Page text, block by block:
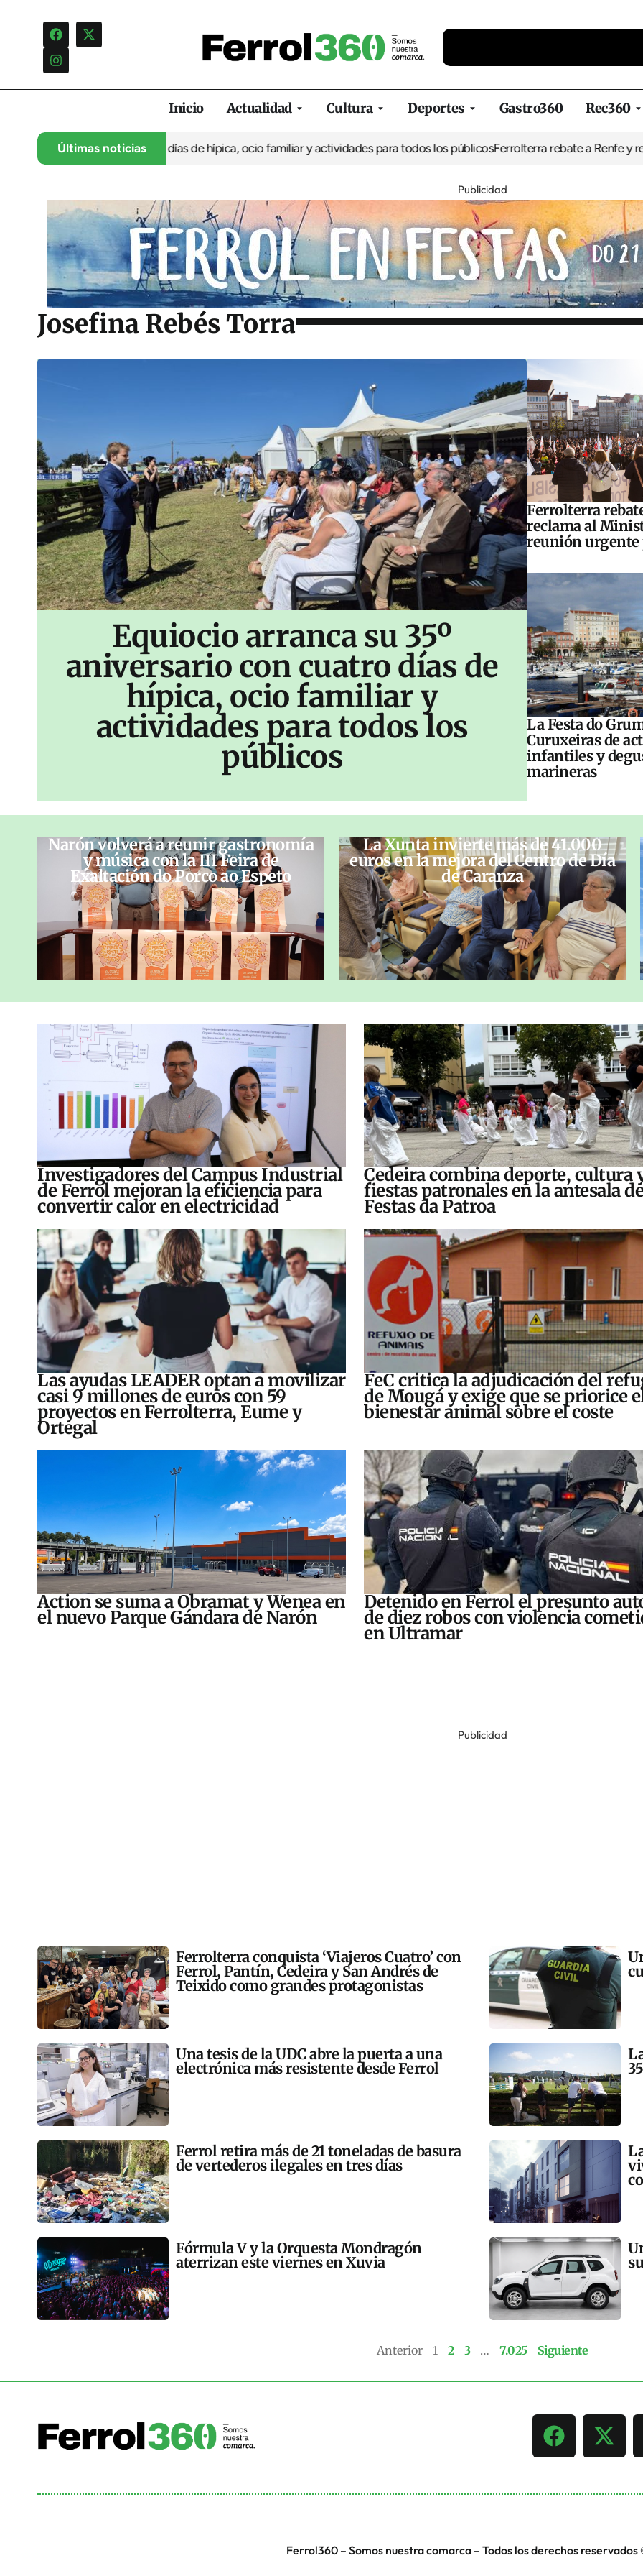
Inicio Actualidad Cultura Deportes Gastro360 Rec360
Últimas noticias
con cuatro días de hípica, ocio familiar y actividades para todos los públicosFerrolterra rebate a Renfe y reclama al
Publicidad
Josefina Rebés Torra
Equiocio arranca su 35º
aniversario con cuatro días de
hípica, ocio familiar y
actividades para todos los
públicos
Ferrolterra
reclama al
reunión urgente
La Festa do
Curuxeiras de
infantiles y
marineras
Narón volverá a reunir gastronomía
y música con la III Feira de
Exaltación do Porco ao Espeto
La Xunta invierte más de 41.000
euros en la mejora del Centro de Día
de Caranza
Investigadores del Campus Industrial
de Ferrol mejoran la eficiencia para
convertir calor en electricidad
Cedeira combina deporte, cultura
fiestas patronales en la antesala
Festas da Patroa
Las ayudas LEADER optan a movilizar
casi 9 millones de euros con 59
proyectos en Ferrolterra, Eume y
Ortegal
FeC critica la adjudicación del
de Mougá y exige que se priorice
bienestar animal sobre el coste
Action se suma a Obramat y Wenea en
el nuevo Parque Gándara de Narón
Detenido en Ferrol el presunto
de diez robos con violencia
en Ultramar
Publicidad
Ferrolterra conquista ‘Viajeros Cuatro’ con
Ferrol, Pantín, Cedeira y San Andrés de
Teixido como grandes protagonistas
Una tesis de la UDC abre la puerta a una
electrónica más resistente desde Ferrol
Ferrol retira más de 21 toneladas de basura
de vertederos ilegales en tres días
Fórmula V y la Orquesta Mondragón
aterrizan este viernes en Xuvia
Anterior 1 2 3 … 7.025 Siguiente
Ferrol360 – Somos nuestra comarca – Todos los derechos